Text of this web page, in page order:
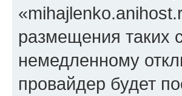
размещения таких
немедленному
провайдер будет